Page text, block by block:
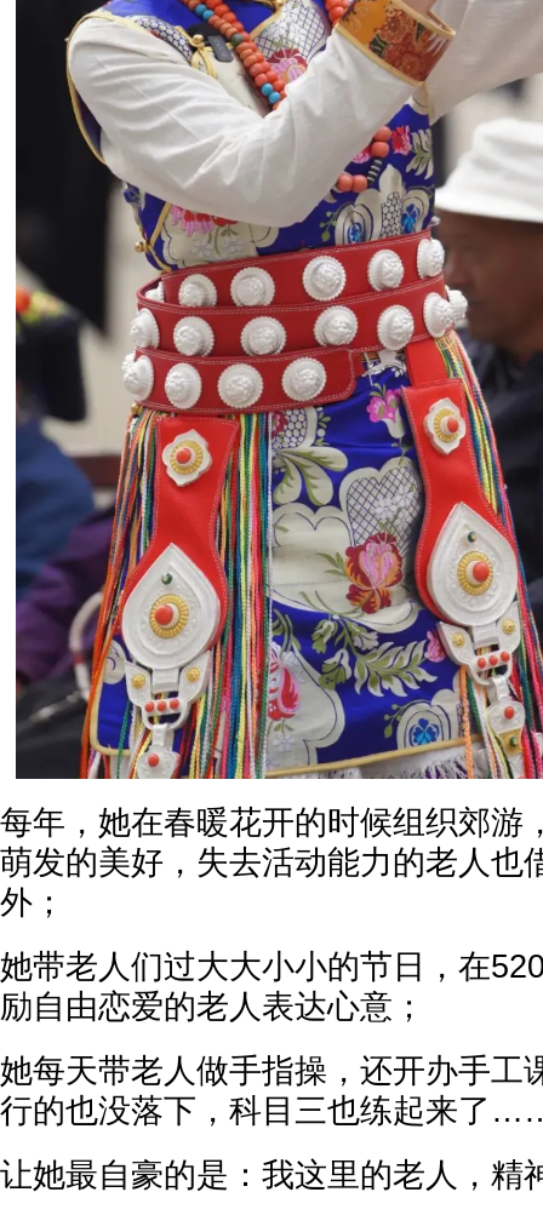
每年，她在春暖花开的时候组织郊游
萌发的美好，失去活动能力的老人也
外；
她带老人们过大大小小的节日，在
励自由恋爱的老人表达心意；
她每天带老人做手指操，还开办手工
行的也没落下，科目三也练起来了
让她最自豪的是：我这里的老人，精